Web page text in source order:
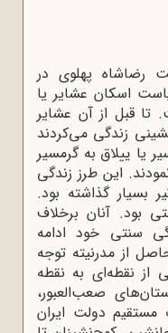
رضاشاه پهلوی در
اسکان عشایر یا
تا قبل از آن عشایر
زندگی می‌کردند
یا ییلاق به گرمسیر
این طرز زندگی
بسیار گذاشته بود.
بود. آنان برخلاف
سنتی خود ادامه
از مدرنیته توجه
از نقطه‌ای به نقطه
صعب‌العبور،
مستقیم دولت ایران